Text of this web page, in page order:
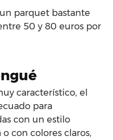
parquet bastante
50 y 80 euros por
característico, el
para
con un estilo
con colores claros,